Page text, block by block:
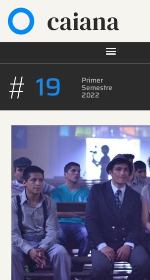
caiana
# 19 Primer
Semestre
2022